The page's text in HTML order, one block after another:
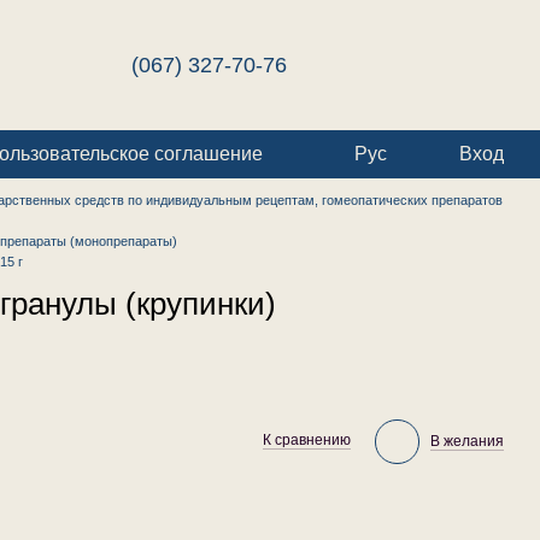
(067) 327-70-76
соглашение Рус Вход
средств по индивидуальным рецептам, гомеопатических препаратов
(монопрепараты)
г
(крупинки)
К сравнению В желания